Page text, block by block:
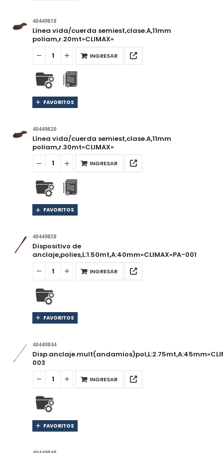
40449818
Línea vida/cuerda semiest,clase.A,11mm
poliam,r.20mt»CLIMAX»
INGRESAR
FAVORITOS
40449820
Línea vida/cuerda semiest,clase.A,11mm
poliam,r.30mt»CLIMAX»
INGRESAR
FAVORITOS
40449838
Dispositivo de
anclaje,polies,L:1.50mt,A:40mm»CLIMAX»PA-001
INGRESAR
FAVORITOS
40449844
003
INGRESAR
FAVORITOS